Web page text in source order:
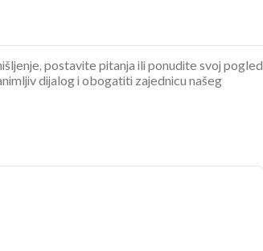
postavite pitanja ili ponudite svoj pogled
dijalog i obogatiti zajednicu našeg